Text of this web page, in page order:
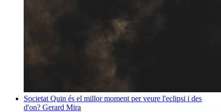
Societat Quin és el millor moment per veure l'eclipsi i des
d'on? Gerard Mira